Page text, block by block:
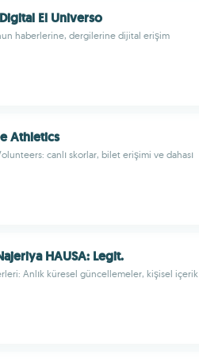
El Universo
haberlerine, dergilerine dijital erişim
Athletics
canlı skorlar, bilet erişimi ve dahası
HAUSA: Legit.
Anlık küresel güncellemeler, kişisel içerik